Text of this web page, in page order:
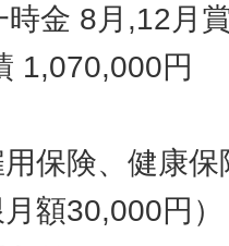
金 8月,12月
1,070,000円
保険、健康
額30,000円）